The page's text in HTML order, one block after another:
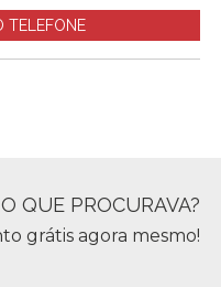
TELEFONE
QUE PROCURAVA?
grátis agora mesmo!